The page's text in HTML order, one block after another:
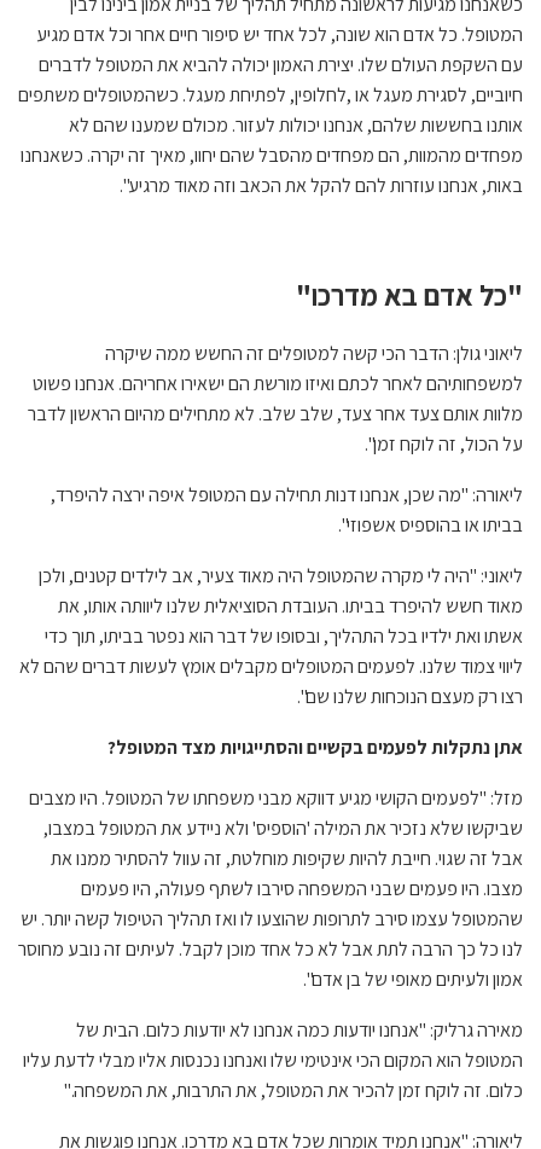
המטופל. כל אדם הוא שונה, לכל אחד יש סיפור חיים אחר וכל אדם מגיע
עם השקפת העולם שלו. יצירת האמון יכולה להביא את המטופל לדברים
חיוביים, לסגירת מעגל או ,לחלופין, לפתיחת מעגל. כשהמטופלים משתפים
אותנו בחששות שלהם, אנחנו יכולות לעזור. מכולם שמענו שהם לא
מפחדים מהמוות, הם מפחדים מהסבל שהם יחוו, מאיך זה יקרה. כשאנחנו
באות, אנחנו עוזרות להם להקל את הכאב וזה מאוד מרגיע".
"כל אדם בא מדרכו"
ליאוני גולן: הדבר הכי קשה למטופלים זה החשש ממה שיקרה
למשפחותיהם לאחר לכתם ואיזו מורשת הם ישאירו אחריהם. אנחנו פשוט
מלוות אותם צעד אחר צעד, שלב שלב. לא מתחילים מהיום הראשון לדבר
על הכול, זה לוקח זמן".
ליאורה: "מה שכן, אנחנו דנות תחילה עם המטופל איפה ירצה להיפרד,
בביתו או בהוספיס אשפוזי".
ליאוני: "היה לי מקרה שהמטופל היה מאוד צעיר, אב לילדים קטנים, ולכן
מאוד חשש להיפרד בביתו. העובדת הסוציאלית שלנו ליוותה אותו, את
אשתו ואת ילדיו בכל התהליך, ובסופו של דבר הוא נפטר בביתו, תוך כדי
ליווי צמוד שלנו. לפעמים המטופלים מקבלים אומץ לעשות דברים שהם לא
רצו רק מעצם הנוכחות שלנו שם".
אתן נתקלות לפעמים בקשיים והסתייגויות מצד המטופל?
מזל: "לפעמים הקושי מגיע דווקא מבני משפחתו של המטופל. היו מצבים
שביקשו שלא נזכיר את המילה 'הוספיס' ולא ניידע את המטופל במצבו,
אבל זה שגוי. חייבת להיות שקיפות מוחלטת, זה עוול להסתיר ממנו את
מצבו. היו פעמים שבני המשפחה סירבו לשתף פעולה, היו פעמים
שהמטופל עצמו סירב לתרופות שהוצעו לו ואז תהליך הטיפול קשה יותר. יש
לנו כל כך הרבה לתת אבל לא כל אחד מוכן לקבל. לעיתים זה נובע מחוסר
אמון ולעיתים מאופי של בן אדם".
מאירה גרליק: "אנחנו יודעות כמה אנחנו לא יודעות כלום. הבית של
המטופל הוא המקום הכי אינטימי שלו ואנחנו נכנסות אליו מבלי לדעת עליו
כלום. זה לוקח זמן להכיר את המטופל, את התרבות, את המשפחה."
ליאורה: "אנחנו תמיד אומרות שכל אדם בא מדרכו. אנחנו פוגשות את